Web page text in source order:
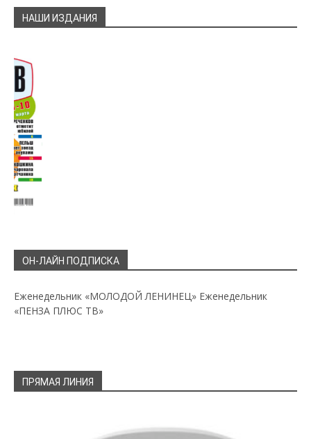
НАШИ ИЗДАНИЯ
ОН-ЛАЙН ПОДПИСКА
Еженедельник «МОЛОДОЙ ЛЕНИНЕЦ» Еженедельник
«ПЕНЗА ПЛЮС ТВ»
ПРЯМАЯ ЛИНИЯ